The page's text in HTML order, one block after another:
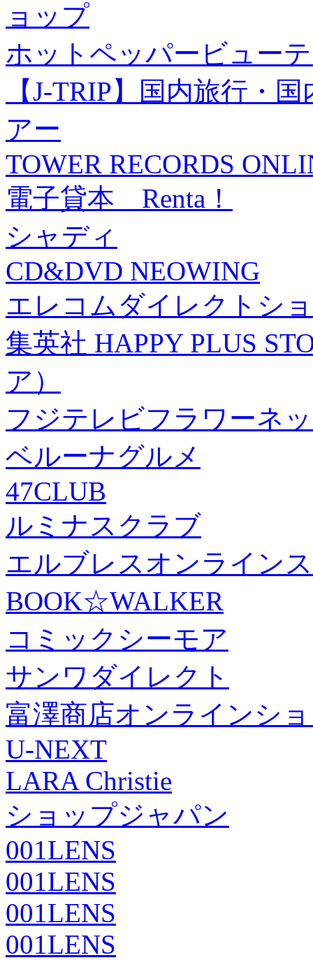
ョップ
ホットペッパービュー
【J-TRIP】国内旅行・
アー
TOWER RECORDS
電子貸本 Renta！
シャディ
CD&DVD NEOWING
エレコムダイレクトシ
集英社 HAPPY PLUS
ア）
フジテレビフラワーネ
ベルーナグルメ
47CLUB
ルミナスクラブ
エルブレスオンライン
BOOK☆WALKER
コミックシーモア
サンワダイレクト
富澤商店オンラインシ
U-NEXT
LARA Christie
ショップジャパン
001LENS
001LENS
001LENS
001LENS